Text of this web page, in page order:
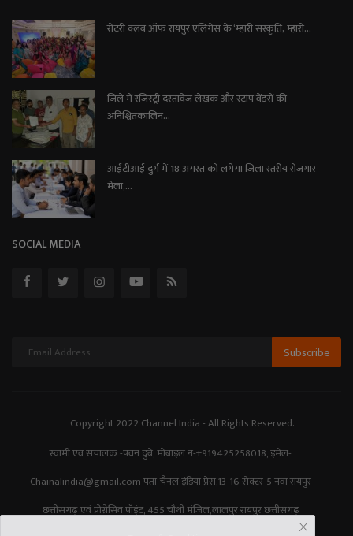
रोटरी क्लब ऑफ रायपुर एलिगेंस के ‘म्हारी संस्कृति, म्हारो...
जिले में रजिस्ट्री दस्तावेज लेखक और स्टांप वेंडरों की
अनिश्चितकालिन...
आईटीआई दुर्ग में 18 अगस्त को लगेगा जिला स्तरीय रोजगार
मेला,...
SOCIAL MEDIA
Subscribe
Copyright 2022 Channel India - All Rights Reserved.
स्वामी एवं संचालक -पवन दुबे, मोबाइल नं-+919425258018, इमेल-
Chainalindia@gmail.com पता-चैनल इंडिया प्रेस,13-16 सेक्टर-5 नवा रायपुर
छत्तीसगढ़ एवं प्रोग्रेसिव पॉइंट, 455 चौथी मंजिल,लालपुर रायपुर छत्तीसगढ़